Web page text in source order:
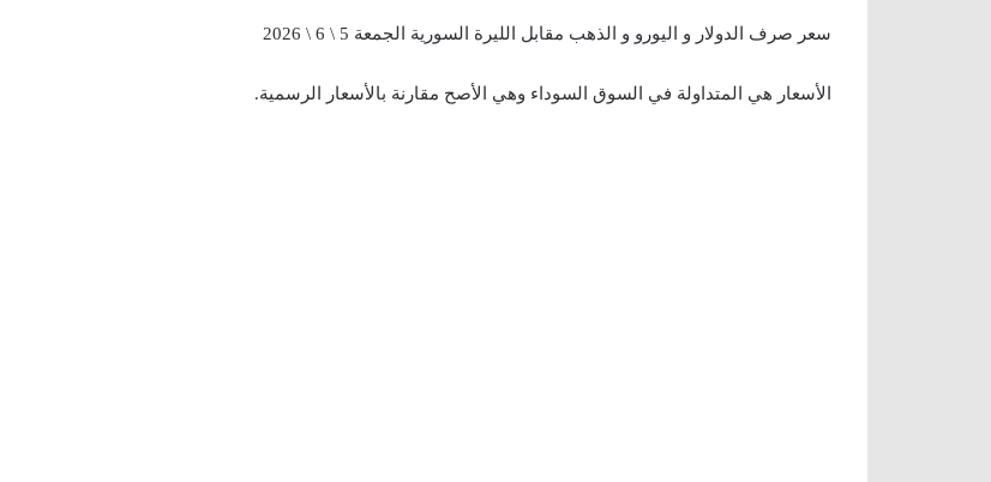
سعر صرف الدولار و اليورو و الذهب مقابل الليرة السورية الجمعة 5 \ 6 \ 2026
الأسعار هي المتداولة في السوق السوداء وهي الأصح مقارنة بالأسعار الرسمية.